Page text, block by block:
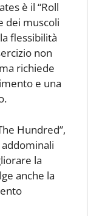
è il “Roll
dei muscoli
flessibilità
non
richiede
e una
Hundred”,
la
anche la